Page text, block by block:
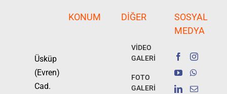
Üsküp
(Evren)
Cad.
KONUM DIĞER
VİDEO
GALERİ
FOTO
GALERİ
SOSYAL
MEDYA